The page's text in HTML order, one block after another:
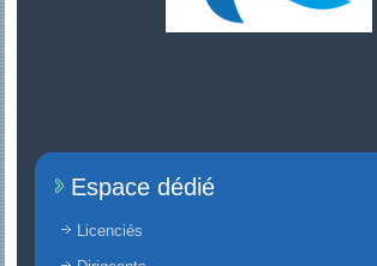
Espace dédié
Licenciés